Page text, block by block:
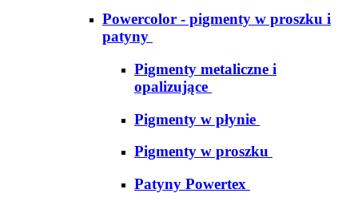
Powercolor - pigmenty w proszku i
patyny
Pigmenty metaliczne i
opalizujące
Pigmenty w płynie
Pigmenty w proszku
Patyny Powertex